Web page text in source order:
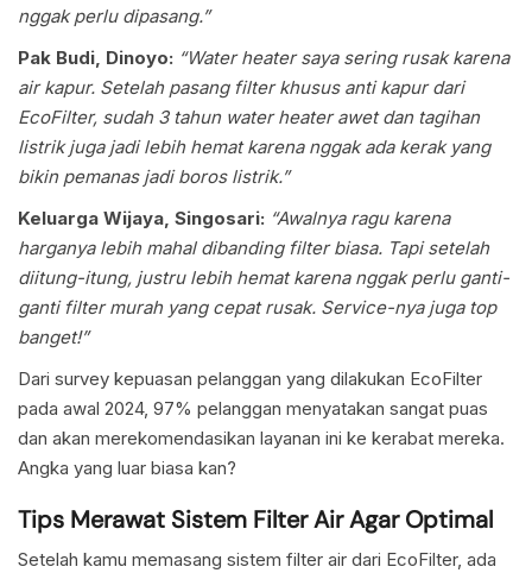
nggak perlu dipasang.”
Pak Budi, Dinoyo: “Water heater saya sering rusak karena
air kapur. Setelah pasang filter khusus anti kapur dari
EcoFilter, sudah 3 tahun water heater awet dan tagihan
listrik juga jadi lebih hemat karena nggak ada kerak yang
bikin pemanas jadi boros listrik.”
Keluarga Wijaya, Singosari: “Awalnya ragu karena
harganya lebih mahal dibanding filter biasa. Tapi setelah
diitung-itung, justru lebih hemat karena nggak perlu ganti-
ganti filter murah yang cepat rusak. Service-nya juga top
banget!”
Dari survey kepuasan pelanggan yang dilakukan EcoFilter
pada awal 2024, 97% pelanggan menyatakan sangat puas
dan akan merekomendasikan layanan ini ke kerabat mereka.
Angka yang luar biasa kan?
Tips Merawat Sistem Filter Air Agar Optimal
Setelah kamu memasang sistem filter air dari EcoFilter, ada